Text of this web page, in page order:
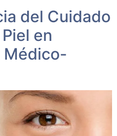
del Cuidado
en
Médico-